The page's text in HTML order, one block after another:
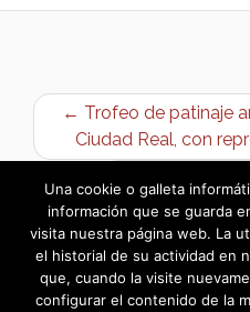
← Trofeo de patinaje
Ciudad Real, con
Promoción
Una cookie o galleta
información que se guarda
visita nuestra página web. La
el historial de su actividad en
que, cuando la visite
configurar el contenido de la